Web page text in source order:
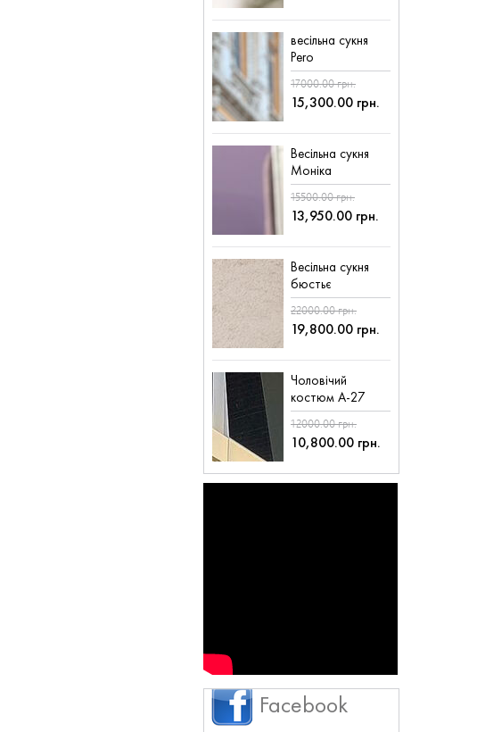
весільна сукня
Pero
17000.00 грн.
15,300.00 грн.
Весільна сукня
Моніка
15500.00 грн.
13,950.00 грн.
Весільна сукня
бюстьє
22000.00 грн.
19,800.00 грн.
Чоловічий
костюм А-27
12000.00 грн.
10,800.00 грн.
Facebook